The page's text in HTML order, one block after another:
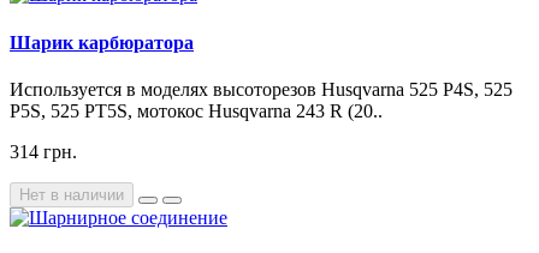
Шарик карбюратора
Используется в моделях высоторезов Husqvarna 525 P4S, 525
P5S, 525 PT5S, мотокос Husqvarna 243 R (20..
314 грн.
Нет в наличии